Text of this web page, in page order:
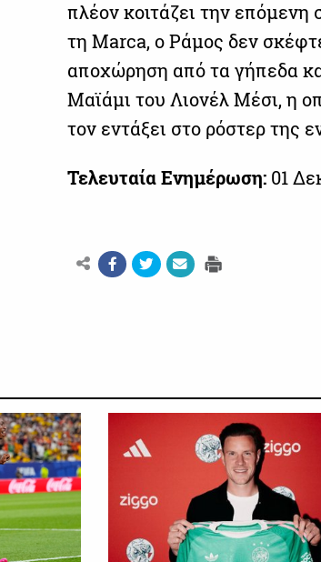
πλέον κοιτάζει την
τη Marca, ο Ράμος δεν
αποχώρηση από τα γήπεδα
Μαϊάμι του Λιονέλ Μέσι, η
τον εντάξει στο ρόστερ της
Τελευταία Ενημέρωση: 01
ΠΟΔΟΣΦΑΙΡΟ